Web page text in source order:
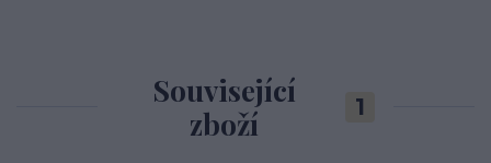
Související
zboží
1